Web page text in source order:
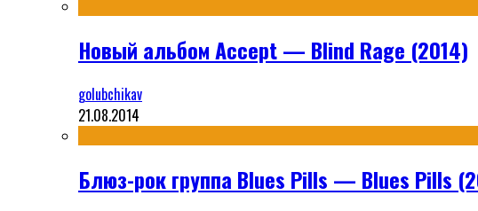
Новый альбом Accept — Blind Rage (2014)
golubchikav
21.08.2014
Блюз-рок группа Blues Pills — Blues Pills